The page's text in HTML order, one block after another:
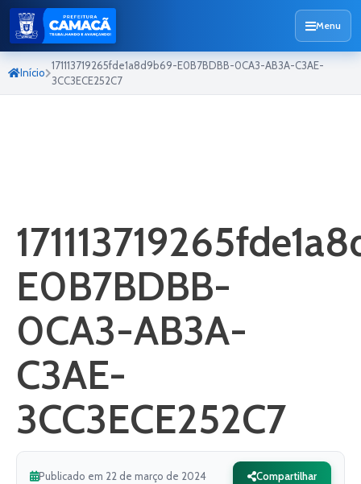
Menu
Início
171113719265fde1a8d9b69-E0B7BDBB-0CA3-AB3A-C3AE-
3CC3ECE252C7
E0B7BDBB-
0CA3-AB3A-
C3AE-
3CC3ECE252C7
Publicado em 22 de março de 2024 Compartilhar